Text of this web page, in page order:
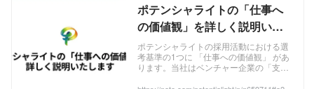
ポテンシャライトの「仕事へ
の価値観」を詳しく説明いた
します｜kazuki yamane
Potentialight｜note
ポテンシャライトの採用活動における選
考基準の1つに 「仕事への価値観」 があ
ります。当社はベンチャー企業の「支援